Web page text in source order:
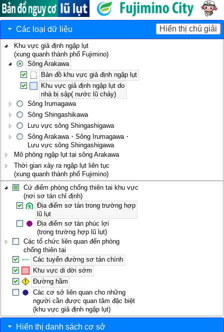
Các loại dữ liệu Hiển thị chú giải
Khu vực giả định ngập lụt
(xung quanh thành phố Fujimino)
Sông Arakawa
Bản đồ khu vực giả định ngập lụt
Khu vực giả định ngập lụt do
nhà bị sập( nước lũ chảy)
Sông Irumagawa
Sông Shingashikawa
Lưu vực sông Shingashigawa
Sông Arakawa・Sông Irumagawa・
Lưu vực sông Shingashigawa
Mô phỏng ngập lụt tại sông Arakawa
Thời gian xảy ra ngập lụt liên tục
(xung quanh thành phố Fujimino)
Cứ điểm phòng chống thiên tai khu vực
(nơi sơ tán chỉ định)
Địa điểm sơ tán trong trường hợp
lũ lụt
Địa điểm sơ tán phúc lợi
(trong trường hợp lũ lụt)
Các tổ chức liên quan đến phòng
chống thiên tai
Các tuyến đường sơ tán chính
Khu vực di dời sớm
Đường hầm
Các cơ sở liên quan cho những
người cần được quan tâm đặc biệt
(khu vực giả định ngập lụt)
Hiển thị danh sách cơ sở